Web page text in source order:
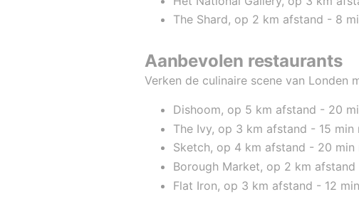
The Shard, op 2 km afstand - 8
Aanbevolen restaurants
Verken de culinaire scene van Londen
Dishoom, op 5 km afstand - 20
The Ivy, op 3 km afstand - 15
Sketch, op 4 km afstand - 20
Borough Market, op 2 km
Flat Iron, op 3 km afstand - 12